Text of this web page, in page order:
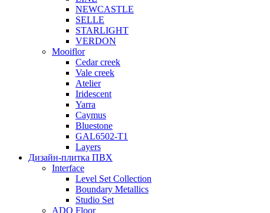
NEWCASTLE
SELLE
STARLIGHT
VERDON
Mooiflor
Cedar creek
Vale creek
Atelier
Iridescent
Yarra
Caymus
Bluestone
GAL6502-T1
Layers
Дизайн-плитка ПВХ
Interface
Level Set Collection
Boundary Metallics
Studio Set
ADO Floor